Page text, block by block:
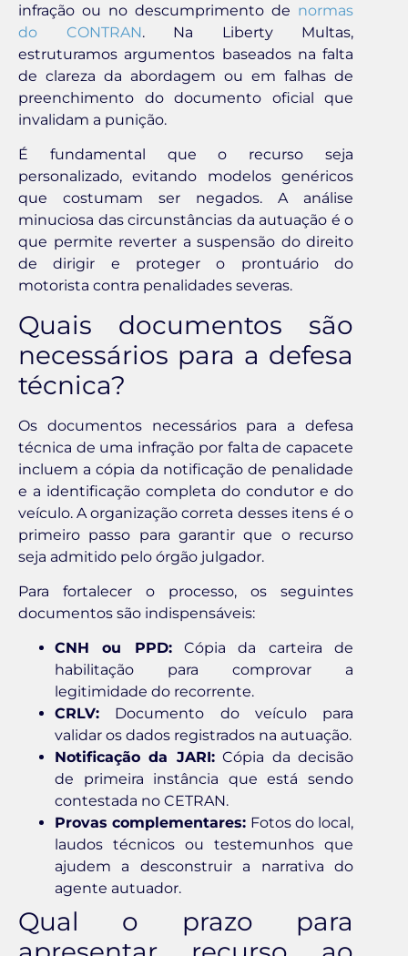
infração ou no descumprimento de normas
do CONTRAN. Na Liberty Multas,
estruturamos argumentos baseados na falta
de clareza da abordagem ou em falhas de
preenchimento do documento oficial que
invalidam a punição.
É fundamental que o recurso seja
personalizado, evitando modelos genéricos
que costumam ser negados. A análise
minuciosa das circunstâncias da autuação é o
que permite reverter a suspensão do direito
de dirigir e proteger o prontuário do
motorista contra penalidades severas.
Quais documentos são
necessários para a defesa
técnica?
Os documentos necessários para a defesa
técnica de uma infração por falta de capacete
incluem a cópia da notificação de penalidade
e a identificação completa do condutor e do
veículo. A organização correta desses itens é o
primeiro passo para garantir que o recurso
seja admitido pelo órgão julgador.
Para fortalecer o processo, os seguintes
documentos são indispensáveis:
CNH ou PPD:Cópia da carteira de
habilitação para comprovar a
legitimidade do recorrente.
CRLV: Documento do veículo para
validar os dados registrados na autuação.
Notificação da JARI:Cópia da decisão
de primeira instância que está sendo
contestada no CETRAN.
Provas complementares: Fotos do local,
laudos técnicos ou testemunhos que
ajudem a desconstruir a narrativa do
agente autuador.
Qual o prazo para